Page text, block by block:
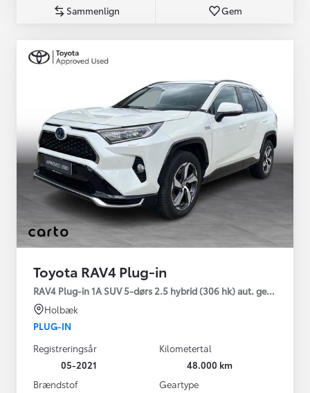
Sammenlign Gem
Toyota RAV4 Plug-in
RAV4 Plug-in 1A SUV 5-dørs 2.5 hybrid (306 hk) aut. gear AWD-i
Holbæk
PLUG-IN
Registreringsår
05-2021
Kilometertal
48.000 km
Brændstof
Geartype